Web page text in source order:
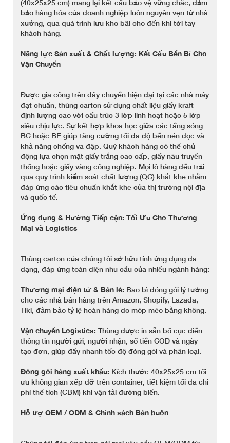
(40x25x25 cm) mang lại kết cấu bảo vệ vững chắc, đảm
bảo hàng hóa của doanh nghiệp luôn nguyên vẹn từ nhà
xưởng, qua quá trình lưu kho bãi cho đến khi tới tay
khách hàng.
Năng lực Sản xuất & Chất lượng: Kết Cấu Bền Bỉ Cho
Vận Chuyển
Được gia công trên dây chuyền hiện đại tại các nhà máy
đạt chuẩn, thùng carton sử dụng chất liệu giấy kraft
định lượng cao với cấu trúc 3 lớp linh hoạt hoặc 5 lớp
siêu chịu lực. Sự kết hợp khoa học giữa các tầng sóng
BC hoặc BE giúp tăng cường tối đa độ bền nén dọc và
khả năng chống va đập. Quý khách hàng có thể chủ
động lựa chọn mặt giấy trắng cao cấp, giấy nâu truyền
thống hoặc giấy vàng công nghiệp. Mọi lô hàng đều trải
qua quy trình kiểm soát chất lượng (QC) khắt khe nhằm
đáp ứng các tiêu chuẩn khắt khe của thị trường nội địa
và quốc tế.
Ứng dụng & Hướng Tiếp cận: Tối Ưu Cho Thương
Mại và Logistics
Thùng carton của chúng tôi sở hữu tính ứng dụng đa
dạng, đáp ứng toàn diện nhu cầu của nhiều ngành hàng:
Thương mại điện tử & Bán lẻ: Bao bì đóng gói lý tưởng
cho các nhà bán hàng trên Amazon, Shopify, Lazada,
Tiki, đảm bảo tỷ lệ hoàn hàng do móp méo bằng không.
Vận chuyển Logistics: Thùng được in sẵn bố cục điền
thông tin người gửi, người nhận, số tiền COD và ngày
tạo đơn, giúp đẩy nhanh tốc độ đóng gói và phân loại.
Đóng gói hàng xuất khẩu: Kích thước 40x25x25 cm tối
ưu không gian xếp dỡ trên container, tiết kiệm tối đa chi
phí thể tích (CBM) khi vận tải đường biển.
Hỗ trợ OEM / ODM & Chính sách Bán buôn